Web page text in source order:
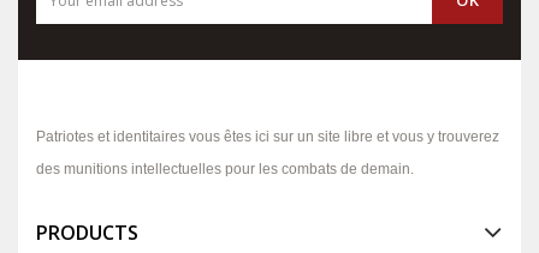
Patriotes et identitaires vous êtes ici sur un site libre et vous y trouverez
des munitions intellectuelles pour les combats de demain.
PRODUCTS